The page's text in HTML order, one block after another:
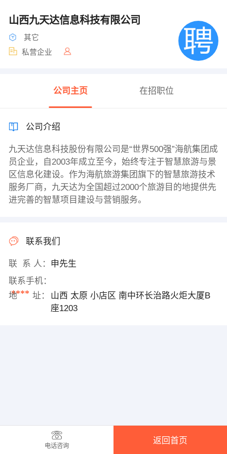
山西九天达信息科技有限公司
其它
私营企业
公司主页 在招职位
公司介绍
九天达信息科技股份有限公司是“世界500强”海航集团成
员企业，自2003年成立至今，始终专注于智慧旅游与景
区信息化建设。作为海航旅游集团旗下的智慧旅游技术
服务厂商，九天达为全国超过2000个旅游目的地提供先
进完善的智慧项目建设与营销服务。
联系我们
联 系 人： 申先生
联系手机：
****
地 址：
山西 太原 小店区 南中环长治路火炬大厦B
座1203
电话咨询
返回首页